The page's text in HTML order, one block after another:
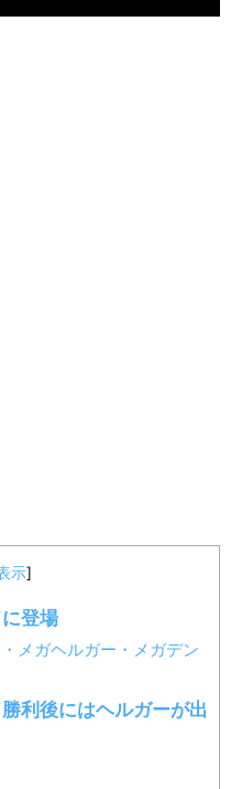
示]
登場
メガヘルガー・メガデン
利後にはヘルガーが出